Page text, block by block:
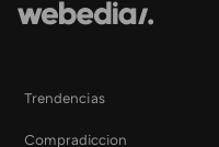
Trendencias
Compradiccion